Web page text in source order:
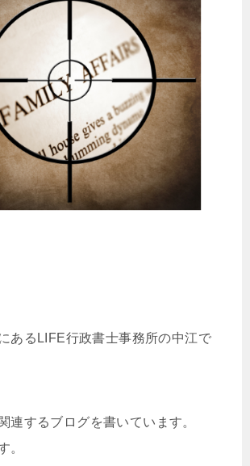
あるLIFE行政書士事務所の中江で
連するブログを書いています。
。